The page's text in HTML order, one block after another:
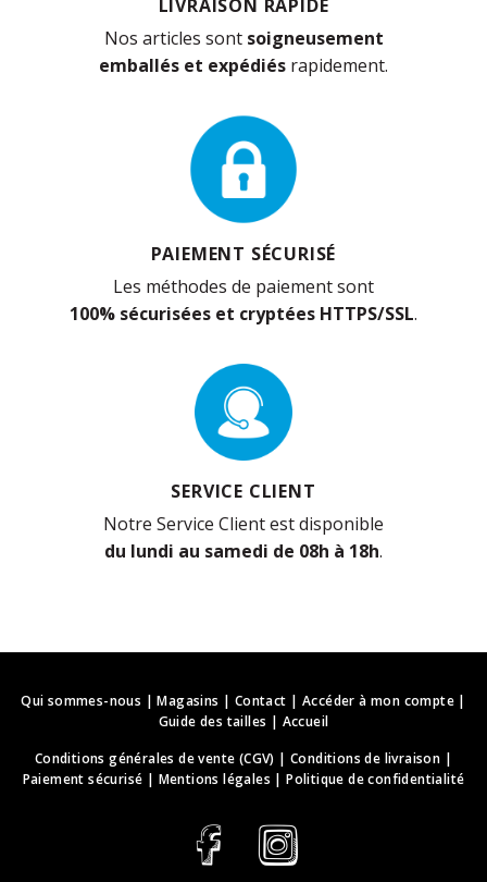
LIVRAISON RAPIDE
Nos articles sont soigneusement
emballés et expédiés rapidement.
PAIEMENT SÉCURISÉ
Les méthodes de paiement sont
100% sécurisées et cryptées HTTPS/SSL.
SERVICE CLIENT
Notre Service Client est disponible
du lundi au samedi de 08h à 18h.
Qui sommes-nous |Magasins | Contact | Accéder à mon compte|
Guide des tailles | Accueil
Conditions générales de vente (CGV) |Conditions de livraison |
Paiement sécurisé | Mentions légales |Politique de confidentialité